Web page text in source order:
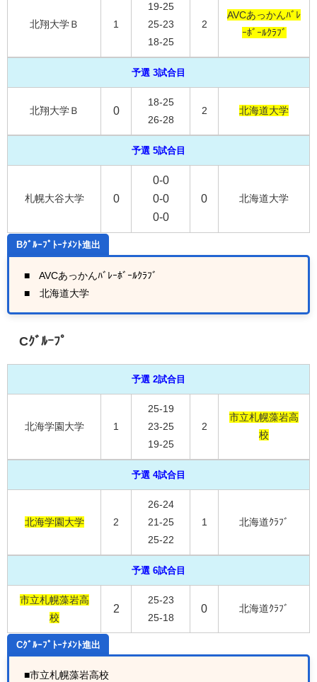
北翔大学Ｂ 1
19-25
25-23
18-25
2
AVCあっかんﾊﾞﾚ
ｰﾎﾞｰﾙｸﾗﾌﾞ
予選 3試合目
北翔大学Ｂ 0
18-25
26-28
2 北海道大学
予選 5試合目
札幌大谷大学 0
0-0
0-0
0-0
0 北海道大学
Bｸﾞﾙｰﾌﾟﾄｰﾅﾒﾝﾄ進出
■ AVCあっかんﾊﾞﾚｰﾎﾞｰﾙｸﾗﾌﾞ
■ 北海道大学
Cｸﾞﾙｰﾌﾟ
予選 2試合目
北海学園大学 1
25-19
23-25
19-25
2
市立札幌藻岩高
校
予選 4試合目
北海学園大学 2
26-24
21-25
25-22
1 北海道ｸﾗﾌﾞ
予選 6試合目
市立札幌藻岩高
校
2
25-23
25-18
0 北海道ｸﾗﾌﾞ
Cｸﾞﾙｰﾌﾟﾄｰﾅﾒﾝﾄ進出
■市立札幌藻岩高校